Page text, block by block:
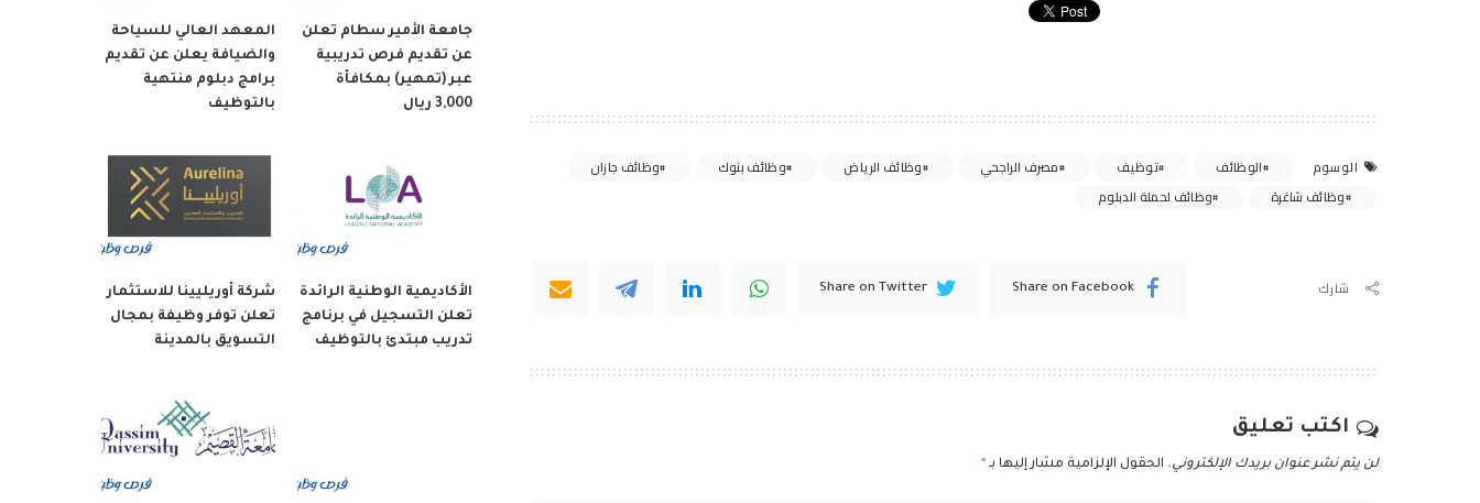
الوسوم الوظائف توظيف مصرف الراجحي وظائف الرياض وظائف بنوك
وظائف جازان
وظائف شاغرة
وظائف لحملة الدبلوم
شارك Share on Facebook
Share on Twitter
اكتب تعليق
لن يتم نشر عنوان بريدك الإلكتروني. الحقول الإلزامية مشار إليها بـ *
جامعة الأمير سطام تعلن
عن تقديم فرص تدريبية
عبر (تمهير) بمكافأة
3,000 ريال
المعهد العالي للسياحة
والضيافة يعلن عن تقديم
برامج دبلوم منتهية
بالتوظيف
الأكاديمية الوطنية الرائدة
تعلن التسجيل في برنامج
تدريب مبتدئ بالتوظيف
شركة أوريليينا للاستثمار
تعلن توفر وظيفة بمجال
التسويق بالمدينة